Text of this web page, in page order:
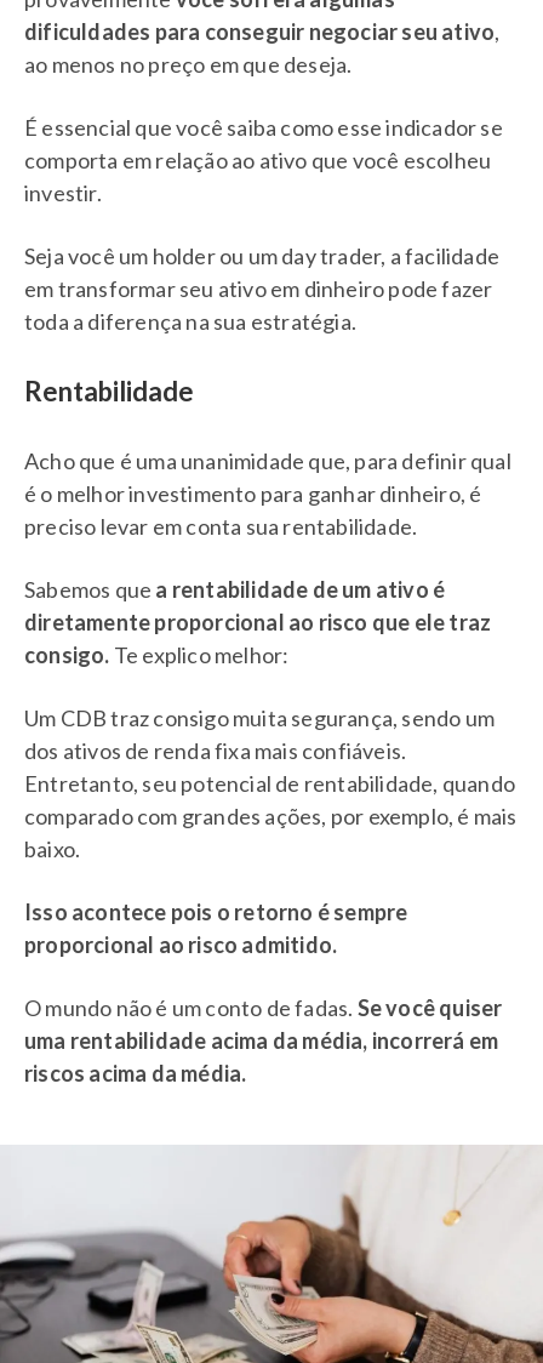
dificuldades para conseguir negociar seu ativo,
ao menos no preço em que deseja.
É essencial que você saiba como esse indicador se
comporta em relação ao ativo que você escolheu
investir.
Seja você um holder ou um day trader, a facilidade
em transformar seu ativo em dinheiro pode fazer
toda a diferença na sua estratégia.
Rentabilidade
Acho que é uma unanimidade que, para definir qual
é o melhor investimento para ganhar dinheiro, é
preciso levar em conta sua rentabilidade.
Sabemos que a rentabilidade de um ativo é
diretamente proporcional ao risco que ele traz
consigo. Te explico melhor:
Um CDB traz consigo muita segurança, sendo um
dos ativos de renda fixa mais confiáveis.
Entretanto, seu potencial de rentabilidade, quando
comparado com grandes ações, por exemplo, é mais
baixo.
Isso acontece pois o retorno é sempre
proporcional ao risco admitido.
O mundo não é um conto de fadas. Se você quiser
uma rentabilidade acima da média, incorrerá em
riscos acima da média.